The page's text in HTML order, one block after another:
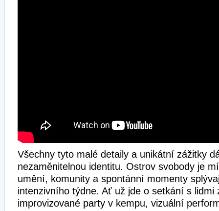
Všechny tyto malé detaily a unikátní zážitky
nezaměnitelnou identitu. Ostrov svobody je
umění, komunity a spontánní momenty
intenzivního týdne. Ať už jde o setkání s lidmi
improvizované party v kempu, vizuální